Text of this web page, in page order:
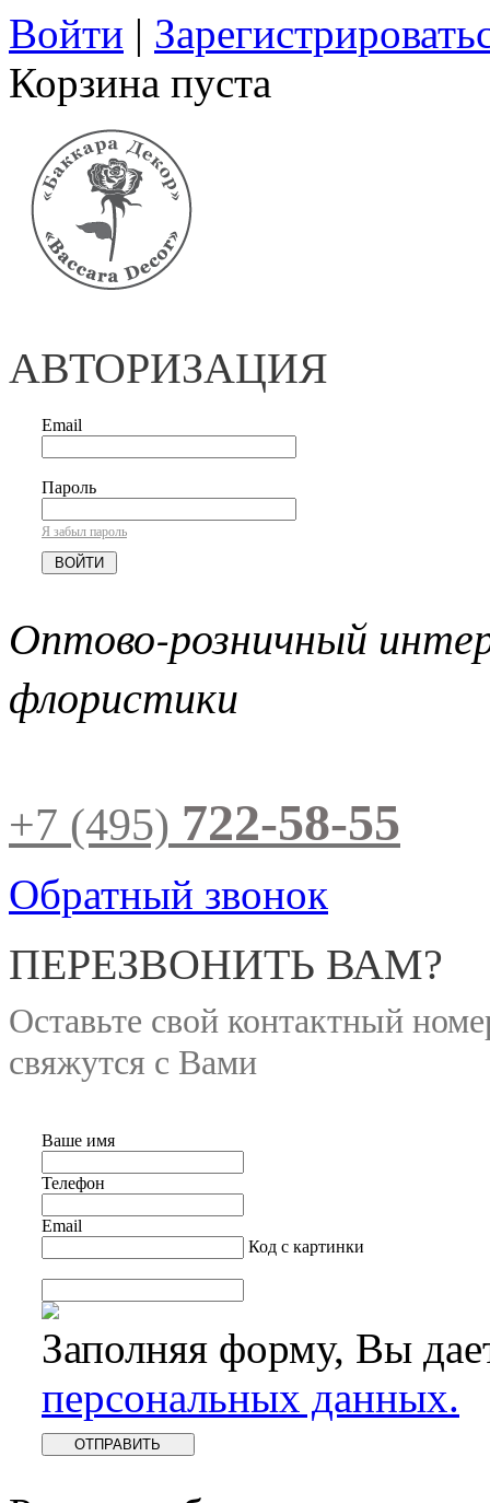
Войти |
Корзина пуста
АВТОРИЗАЦИЯ
Email
Пароль
Я забыл пароль
Оптово-розничный
флористики
+7 (495) 722-58-55
Обратный звонок
ПЕРЕЗВОНИТЬ ВАМ?
Оставьте свой контактный
свяжутся с Вами
Ваше имя
Телефон
Email
Код с картинки
Заполняя форму, Вы
персональных данных.